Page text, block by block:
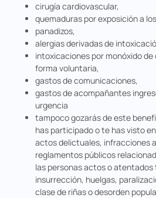
cirugía cardiovascular,
quemaduras por exposición a
panadizos,
alergias derivadas de
intoxicaciones por monóxido
forma voluntaria,
gastos de comunicaciones,
gastos de acompañantes
urgencia
tampoco gozarás de este
has participado o te has visto
actos delictuales, infracciones
reglamentos públicos
las personas actos o
insurrección, huelgas,
clase de riñas o desorden